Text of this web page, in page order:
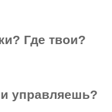
Где твои?
управляешь?